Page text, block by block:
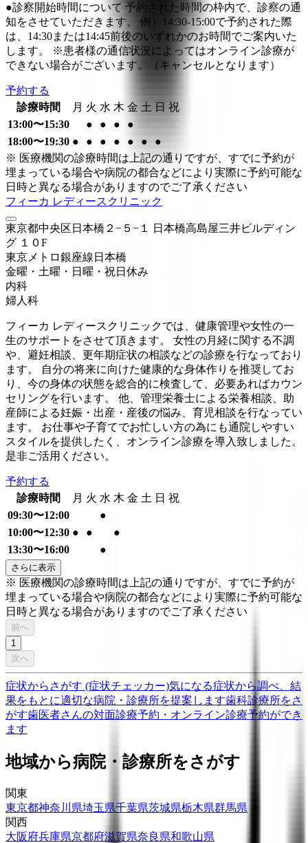
●診察開始時間について 予約された時間の枠内で、診察の通
知をさせていただきます。 例）14:30-15:00で予約された際
は、14:30または14:45前後のいずれかのお時間でご案内いた
します。 ※患者様の通信状況によってはオンライン診療が
できない場合がございます。（キャンセルとなります）
予約する
診療時間
月 火 水 木 金 土 日 祝
13:00〜15:30
● ● ●
●
18:00〜19:30 ● ● ● ● ● ●
●
※ 医療機関の診療時間は上記の通りですが、すでに予約が
埋まっている場合や病院の都合などにより実際に予約可能な
日時と異なる場合がありますのでご了承ください
フィーカ レディースクリニック
東京都中央区日本橋２−５−１ 日本橋高島屋三井ビルディン
グ １０F
東京メトロ銀座線 日本橋
金曜・土曜・日曜・祝日 休み
内科
婦人科
フィーカ レディースクリニックでは、健康管理や女性の一
生のサポートをさせて頂きます。 女性の月経に関する不調
や、避妊相談、更年期症状の相談などの診療を行なっており
ます。 自分の将来に向けた健康的な身体作りを推奨してお
り、今の身体の状態を総合的に検査して、必要あればカウン
セリングを行います。 他、管理栄養士による栄養相談、助
産師による妊娠・出産・産後の悩み、育児相談を行なってい
ます。 お仕事や子育てでお忙しい方の為にも通院しやすい
スタイルを提供したく、オンライン診療を導入致しました。
是非ご活用ください。
予約する
診療時間
月 火 水 木 金 土 日 祝
09:30〜12:00
●
10:00〜12:30 ● ●
●
13:30〜16:00
●
さらに表示
※ 医療機関の診療時間は上記の通りですが、すでに予約が
埋まっている場合や病院の都合などにより実際に予約可能な
日時と異なる場合がありますのでご了承ください
前へ
1
次へ
症状からさがす (症状チェッカー)気になる症状から調べ、結
果をもとに適切な病院・診療所を提案します歯科診療所をさ
がす歯医者さんの対面診療予約・オンライン診療予約ができ
ます
地域から病院・診療所をさがす
関東
東京都神奈川県埼玉県千葉県茨城県栃木県群馬県
関西
大阪府兵庫県京都府滋賀県奈良県和歌山県